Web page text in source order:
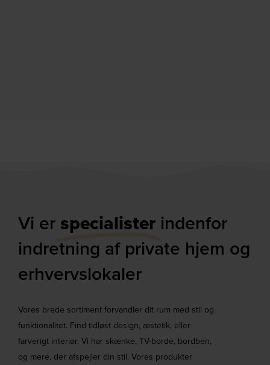
Vi er specialister indenfor
indretning af private hjem og
erhvervslokaler​
Vores brede sortiment forvandler dit rum med stil og
funktionalitet. Find tidløst design, æstetik, eller
farverigt interiør. Vi har skænke, TV-borde, bordben,
og mere, der afspejler din stil. Vores produkter